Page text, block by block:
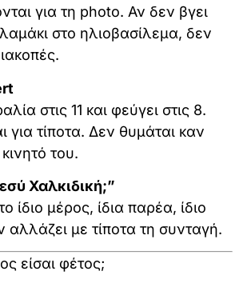
για τη photo. Αν δεν βγει
στο ηλιοβασίλεμα, δεν
στις 11 και φεύγει στις 8.
για τίποτα. Δεν θυμάται καν
του.
Χαλκιδική;”
ίδιο μέρος, ίδια παρέα, ίδιο
αλλάζει με τίποτα τη συνταγή.
είσαι φέτος;